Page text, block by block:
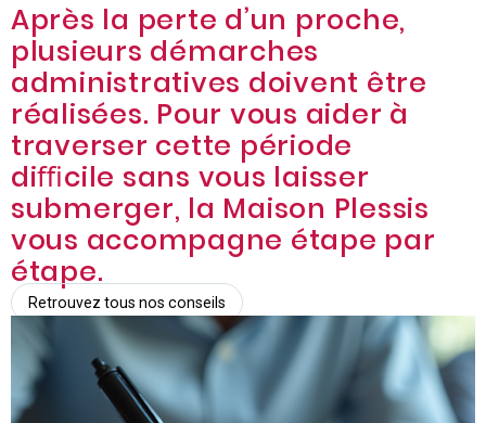
Après la perte d’un proche,
plusieurs démarches
administratives doivent être
réalisées. Pour vous aider à
traverser cette période
diﬃcile sans vous laisser
submerger, la Maison Plessis
vous accompagne étape par
étape.
Retrouvez tous nos conseils